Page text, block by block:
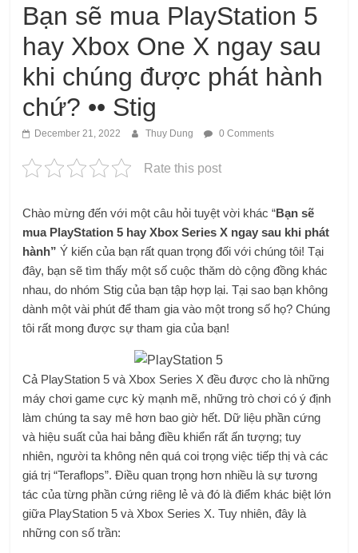
Bạn sẽ mua PlayStation 5
hay Xbox One X ngay sau
khi chúng được phát hành
chứ? •• Stig
December 21, 2022 Thuy Dung 0 Comments
Rate this post
Chào mừng đến với một câu hỏi tuyệt vời khác “Bạn sẽ
mua PlayStation 5 hay Xbox Series X ngay sau khi phát
hành” Ý kiến ​​của bạn rất quan trọng đối với chúng tôi! Tại
đây, bạn sẽ tìm thấy một số cuộc thăm dò cộng đồng khác
nhau, do nhóm Stig của bạn tập hợp lại. Tại sao bạn không
dành một vài phút để tham gia vào một trong số họ? Chúng
tôi rất mong được sự tham gia của bạn!
Cả PlayStation 5 và Xbox Series X đều được cho là những
máy chơi game cực kỳ mạnh mẽ, những trò chơi có ý định
làm chúng ta say mê hơn bao giờ hết. Dữ liệu phần cứng
và hiệu suất của hai bảng điều khiển rất ấn tượng; tuy
nhiên, người ta không nên quá coi trọng việc tiếp thị và các
giá trị “Teraflops”. Điều quan trọng hơn nhiều là sự tương
tác của từng phần cứng riêng lẻ và đó là điểm khác biệt lớn
giữa PlayStation 5 và Xbox Series X. Tuy nhiên, đây là
những con số trần: